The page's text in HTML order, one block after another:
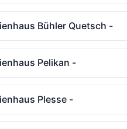
Bühler Quetsch -
Pelikan -
Plesse -